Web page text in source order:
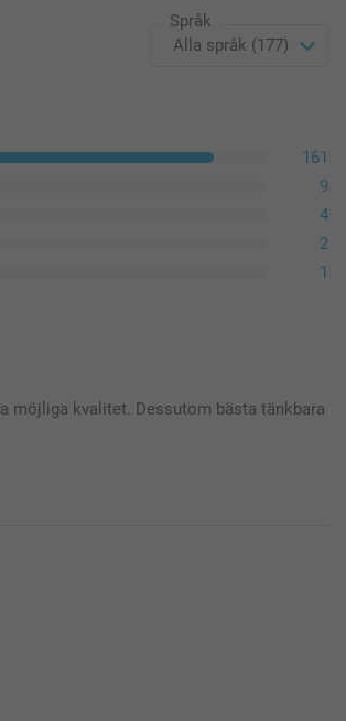
Språk
161
9
4
2
1
möjliga kvalitet. Dessutom bästa tänkbara